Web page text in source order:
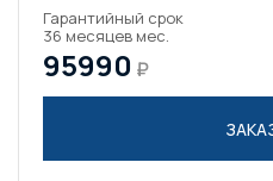
Гарантийный срок
36 месяцев мес.
95990 ₽